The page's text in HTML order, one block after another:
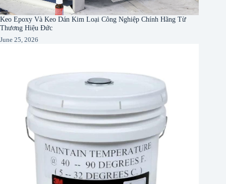
Keo Epoxy Và Keo Dán Kim Loại Công Nghiệp Chính Hãng Từ
Thương Hiệu Đức
June 25, 2026